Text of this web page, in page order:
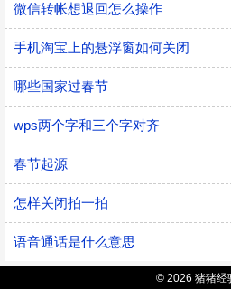
微信转帐想退回怎么操作
手机淘宝上的悬浮窗如何关闭
哪些国家过春节
wps两个字和三个字对齐
春节起源
怎样关闭拍一拍
语音通话是什么意思
© 2026 猪猪经